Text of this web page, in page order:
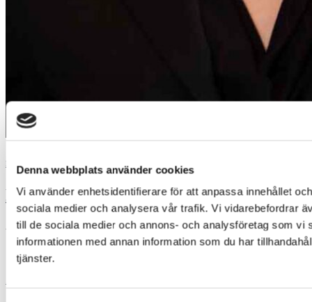
Denna webbplats använder cookies
Vi använder enhetsidentifierare för att anpassa innehållet
sociala medier och analysera vår trafik. Vi vidarebefordrar
till de sociala medier och annons- och analysföretag som
informationen med annan information som du har
tjänster.
Biträdande jurist
Lisa Thunvall
Affärsjuridik / Tvistelösning